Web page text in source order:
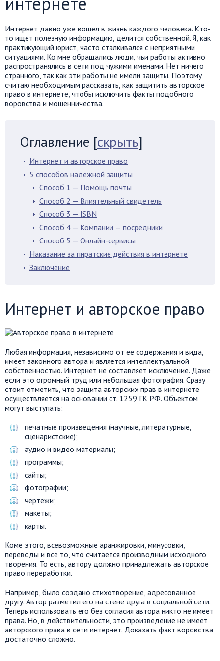
Интернет давно уже вошел в жизнь каждого человека. Кто-
то ищет полезную информацию, делится собственной. Я, как
практикующий юрист, часто сталкивался с неприятными
ситуациями. Ко мне обращались люди, чьи работы активно
распространялись в сети под чужими именами. Нет ничего
странного, так как эти работы не имели защиты. Поэтому
считаю необходимым рассказать, как защитить авторское
право в интернете, чтобы исключить факты подобного
воровства и мошенничества.
Оглавление [скрыть]
Интернет и авторское право
5 способов надежной защиты
Способ 1 — Помощь почты
Способ 2 — Влиятельный свидетель
Способ 3 — ISBN
Способ 4 — Компании — посредники
Способ 5 — Онлайн-сервисы
Наказание за пиратские действия в интернете
Заключение
Интернет и авторское право
Любая информация, независимо от ее содержания и вида,
имеет законного автора и является интеллектуальной
собственностью. Интернет не составляет исключение. Даже
если это огромный труд или небольшая фотография. Сразу
стоит отметить, что защита авторских прав в интернете
осуществляется на основании ст. 1259 ГК РФ. Объектом
могут выступать:
печатные произведения (научные, литературные,
сценаристские);
аудио и видео материалы;
программы;
сайты;
фотографии;
чертежи;
макеты;
карты.
Коме этого, всевозможные аранжировки, минусовки,
переводы и все то, что считается производным исходного
творения. То есть, автору должно принадлежать авторское
право переработки.
Например, было создано стихотворение, адресованное
другу. Автор разметил его на стене друга в социальной сети.
Теперь использовать его без согласия автора никто не имеет
права. Но, в действительности, это произведение не имеет
авторского права в сети интернет. Доказать факт воровства
достаточно сложно.